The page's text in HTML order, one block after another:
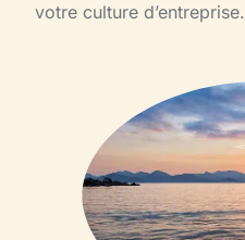
votre culture d’entreprise.